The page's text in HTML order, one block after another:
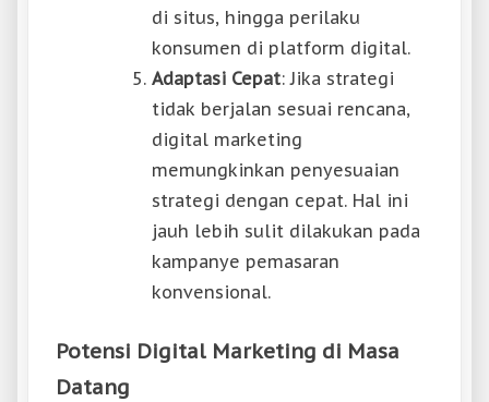
di situs, hingga perilaku
konsumen di platform digital.
Adaptasi Cepat: Jika strategi
tidak berjalan sesuai rencana,
digital marketing
memungkinkan penyesuaian
strategi dengan cepat. Hal ini
jauh lebih sulit dilakukan pada
kampanye pemasaran
konvensional.
Potensi Digital Marketing di Masa
Datang